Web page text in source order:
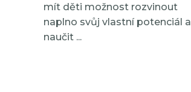
mít děti možnost rozvinout
naplno svůj vlastní potenciál a
naučit ...